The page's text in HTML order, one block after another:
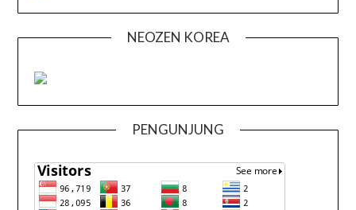
NEOZEN KOREA
PENGUNJUNG